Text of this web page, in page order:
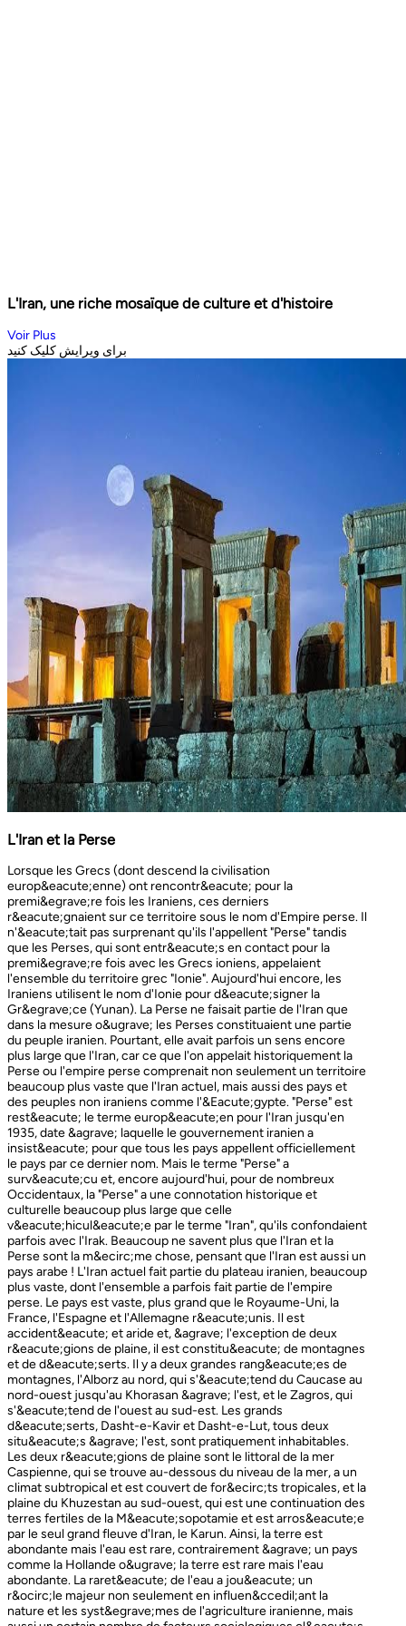
L'Iran, une riche mosaïque de culture et d'histoire
Voir Plus
برای ویرایش کلیک کنید
L'Iran et la Perse
Lorsque les Grecs (dont descend la civilisation europ&eacute;enne) ont rencontr&eacute; pour la premi&egrave;re fois les Iraniens, ces derniers r&eacute;gnaient sur ce territoire sous le nom d'Empire perse. Il n'&eacute;tait pas surprenant qu'ils l'appellent "Perse" tandis que les Perses, qui sont entr&eacute;s en contact pour la premi&egrave;re fois avec les Grecs ioniens, appelaient l'ensemble du territoire grec "Ionie". Aujourd'hui encore, les Iraniens utilisent le nom d'Ionie pour d&eacute;signer la Gr&egrave;ce (Yunan). La Perse ne faisait partie de l'Iran que dans la mesure o&ugrave; les Perses constituaient une partie du peuple iranien. Pourtant, elle avait parfois un sens encore plus large que l'Iran, car ce que l'on appelait historiquement la Perse ou l'empire perse comprenait non seulement un territoire beaucoup plus vaste que l'Iran actuel, mais aussi des pays et des peuples non iraniens comme l'&Eacute;gypte. "Perse" est rest&eacute; le terme europ&eacute;en pour l'Iran jusqu'en 1935, date &agrave; laquelle le gouvernement iranien a insist&eacute; pour que tous les pays appellent officiellement le pays par ce dernier nom. Mais le terme "Perse" a surv&eacute;cu et, encore aujourd'hui, pour de nombreux Occidentaux, la "Perse" a une connotation historique et culturelle beaucoup plus large que celle v&eacute;hicul&eacute;e par le terme "Iran", qu'ils confondaient parfois avec l'Irak. Beaucoup ne savent plus que l'Iran et la Perse sont la m&ecirc;me chose, pensant que l'Iran est aussi un pays arabe ! L'Iran actuel fait partie du plateau iranien, beaucoup plus vaste, dont l'ensemble a parfois fait partie de l'empire perse. Le pays est vaste, plus grand que le Royaume-Uni, la France, l'Espagne et l'Allemagne r&eacute;unis. Il est accident&eacute; et aride et, &agrave; l'exception de deux r&eacute;gions de plaine, il est constitu&eacute; de montagnes et de d&eacute;serts. Il y a deux grandes rang&eacute;es de montagnes, l'Alborz au nord, qui s'&eacute;tend du Caucase au nord-ouest jusqu'au Khorasan &agrave; l'est, et le Zagros, qui s'&eacute;tend de l'ouest au sud-est. Les grands d&eacute;serts, Dasht-e-Kavir et Dasht-e-Lut, tous deux situ&eacute;s &agrave; l'est, sont pratiquement inhabitables. Les deux r&eacute;gions de plaine sont le littoral de la mer Caspienne, qui se trouve au-dessous du niveau de la mer, a un climat subtropical et est couvert de for&ecirc;ts tropicales, et la plaine du Khuzestan au sud-ouest, qui est une continuation des terres fertiles de la M&eacute;sopotamie et est arros&eacute;e par le seul grand fleuve d'Iran, le Karun. Ainsi, la terre est abondante mais l'eau est rare, contrairement &agrave; un pays comme la Hollande o&ugrave; la terre est rare mais l'eau abondante. La raret&eacute; de l'eau a jou&eacute; un r&ocirc;le majeur non seulement en influen&ccedil;ant la nature et les syst&egrave;mes de l'agriculture iranienne, mais aussi un certain nombre de facteurs sociologiques cl&eacute;s, y compris la cause et la nature des &Eacute;tats iraniens. L'&eacute;tendue des montagnes et du d&eacute;sert a naturellement divis&eacute; la population iranienne en groupes relativement isol&eacute;s. Mais l'aridit&eacute; a jou&eacute; un r&ocirc;le encore plus important &agrave; cet &eacute;gard, et ce au niveau des plus petites unit&eacute;s sociales. Dans la majeure partie du pays, l'agriculture et l'&eacute;levage du b&eacute;tail n'&eacute;taient possibles que l&agrave; o&ugrave; l'eau de pluie naturelle, un petit ruisseau, un canal d'eau souterrain, appel&eacute; Qanat, ou une combinaison de ces &eacute;l&eacute;ments fournissait l'approvisionnement minimal n&eacute;cessaire en eau. Le Qanat ou Kariz est un d&eacute;veloppement ing&eacute;nieux des temps anciens, qui remonte &agrave; bien avant la fondation de l'empire perse. &Agrave; partir d'une nappe phr&eacute;atique existante dans les hautes terres, un tunnel est creus&eacute; sous le sol, en pente descendante vers les basses terres (pr&egrave;s des fermes environnantes) o&ugrave; il remonte &agrave; la surface. L'eau qui s'&eacute;coule de la source par gravit&eacute; est ensuite distribu&eacute;e par d'&eacute;troits canaux l&agrave; o&ugrave; elle est n&eacute;cessaire pour l'irrigation et d'autres usages. Le peuple iranien &Agrave; l'origine, les Iraniens &eacute;taient plus une ethnie qu'une nation et les perses se comptaient comme un groupe parmi un bon nombre des Iraniens. A part le pays qui s'appelle aujourd'hui l'Iran, l'Afghanistan et le Tadjikistan appartiennent &eacute;galement &agrave; un territoire iranien plus large dans leurs concepts historiques et culturels. En plus la domaine culturelle iranienne d&eacute;passe encore plus loin que la fronti&egrave;re de l&rsquo;ensemble de ces trois pays et s'&eacute;tendant jusqu&rsquo;au cot&eacute; nordique de l'Inde, l'Ouzb&eacute;kistan, le Turkm&eacute;nistan, le Caucase et l'Anatolie : Aujourd&rsquo;hui , c&rsquo;est ce que l&rsquo;on appelle &lsquo;&rsquo; Monde Persan&rsquo;&rsquo; La langue persane est une des langues iraniennes, alors qu&rsquo;il en existe d'autres vari&eacute;t&eacute;s dont le kurde et le pashto. En Iran, certaines langues locales sont encore parl&eacute;es en tant que des langues vivantes tandis que d&rsquo;autre langues r&eacute;gionales que l&rsquo;iranienne sont &eacute;galement parl&eacute;s en Iran tels que le turc et l&rsquo;arabe. En plus, d'autres formats de la langue persane sont parl&eacute;es en Afghanistan et au Tadjikistan, si bien que les r&eacute;sidents dans ces trois pays arrivent &agrave; se comprendre lors de la conversation et de la communication litt&eacute;raire. Egalement d'autres dialectes persans sont parl&eacute;s en Iran. A vraie dire , n&rsquo;importe quel argument &agrave; propos de l&rsquo;histoire de l&rsquo;Iran, de son &eacute;conomie et de sa politique ne serait pas raisonnable sauf qu&rsquo;on puisse tenir en compte les nomades qui ont &eacute;tabli leurs royaume &agrave; partir de l&rsquo;&eacute;poque des Perses au Qajars qui r&eacute;gnaient jusuq&rsquo;aux20&egrave;me si&egrave;cle. Suit &agrave; la recherches des p&acirc;turages encore plus verts et des sols fertils, diff&eacute;rents &eacute;thnies comme le turques, sont partis vers les r&eacute;gions au nord, nord-est et l&rsquo;est de la Perse . Apr&egrave;s avoir s&rsquo;h&eacute;berger , ils fallait qu&rsquo;ils se pr&eacute;par&egrave;rent pour faire face aux &eacute;nemies etrang&egrave;res . La s&egrave;cheresse, l&rsquo;aridit&eacute; et la densit&eacute; de la population dan leurs propres r&eacute;gions fut la cause de l&rsquo;immigration vers la Perse. D&rsquo;autre part la manqu&eacute; de la pluie et l&rsquo;aridit&eacute; en Iran causait la miragartion des gens vers des r&eacute;gions plus verts : ils se d&eacute;pla&ccedil;aient tous les ann&eacute;es, pour aller vers les r&eacute;gions o&ugrave; il faisait agr&eacute;able pendant l&rsquo;hiver et des r&eacute;gions o&ugrave; le climat faisait moins chaud au cours de l&rsquo;&eacute;t&eacute;. En comparaison avec les les s&eacute;dentaires, les nomades ont des puissances militaires et ils sont plus dynamiques, et plus nombreux que les villageoises qu'ils attaquaient. Ces particularit&eacute;s permettent &agrave; une tribu ou &agrave; un ensemble de tribus de faire diriger les autres vers la formation d&rsquo;un &eacute;tat central : Ensuite il faisait les n&eacute;cessaires pour collecter directement ou via un moyen indirect, la totalit&eacute; des produits agricoles exc&eacute;dentaires pour fournir les affaires financi&egrave;res. Ainsi il devient un &eacute;tat central et capable &agrave; taille de contr&ocirc;ler, d'administrer et de d&eacute;fendre ses vastes territoires. La plupart des souverains iraniens se d&eacute;pla&ccedil;aient la plupart du temps et cette caract&eacute;ristique est racin&eacute; dans leurs origines et leurs esprits. Par exemple les Ach&eacute;m&eacute;nides dirigeaient leurs trois capitales et se d&eacute;pla&ccedil;aient entre : Suse, Pers&eacute;polis et Ecbatane et parfois quatre si on fait inclure la Babylon. D&egrave;s le d&eacute;but ; tous les gouvernements iraniens jusqu&rsquo;au 20&egrave;me si&egrave;cle, on &eacute;t&eacute; fond&eacute;s par des tribus nomades et apr&egrave;s avoir &ecirc;tre uni au sein du gouvernement , il fallait se pr&eacute;parer pour faire face aux d&eacute;fis comme l&rsquo;invasion des nomades dans le pays et ceux qui pourraient attaquer depuis des terres au-del&agrave; des fronti&egrave;res. D'une mani&egrave;re historique, l'Iran a &eacute;t&eacute; le carrefour entre l'Asie et l'Europe, l'Est et l'Ouest. Les personnes, les biens ainsi que les croyances, les normes et produits culturels y sont pass&eacute;s, g&eacute;n&eacute;ralement d'est en ouest, mais pas toujours. L'influence orientale &eacute;tait telle que beaucoup des anciens mythes et l&eacute;gendes iraniens provenaient des terres orientales de l'Iran, bien que l'islam et les Arabes soient venus de la direction oppos&eacute;e. Cette situation g&eacute;ographique particuli&egrave;re a donn&eacute; lieu &agrave; ce que l'on peut appeler &laquo; l'effet carrefour &raquo;, &agrave; la fois d&eacute;stabilisant et enrichissant le pays ; rendant ses habitants hospitaliers et amicaux envers les &eacute;trangers et aussi tr&egrave;s conscients de leur particularit&eacute;. L'une des cons&eacute;quences de l'effet de carrefour est le fait que l'Iran est maintenant peupl&eacute; d&rsquo;une vari&eacute;t&eacute; de communaut&eacute;s ethniques et linguistiques incluant ceux dont la langue maternelle est le persan, ainsi que les Kurdes, les Turcs, les Arabes, les Baloutches, etc. On rencontre les Turcophones dans la r&eacute;gion Nord-ouest de l'Azerba&iuml;djan, aujourd'hui divis&eacute;e en plusieurs provinces, &agrave; la fronti&egrave;re de la Turquie et du Caucase. D'autres peuples turcophones, comme les Turkm&egrave;nes du Centre-nord-est et les tribus turcophones comm